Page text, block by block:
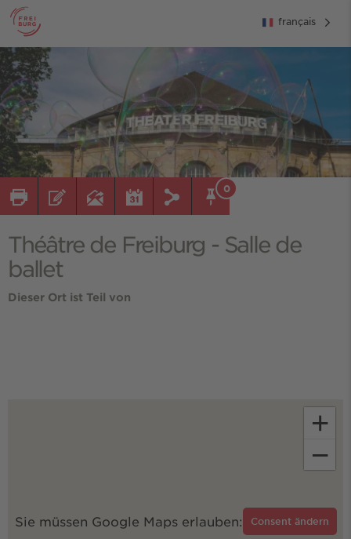
français
0
Théâtre de Freiburg - Salle de
ballet
Dieser Ort ist Teil von
Sie müssen Google Maps erlauben: Consent ändern
+
−